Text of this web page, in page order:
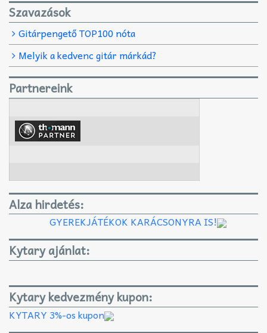
Szavazások
Gitárpengető TOP100 nóta
Melyik a kedvenc gitár márkád?
Partnereink
Alza hirdetés:
GYEREKJÁTÉKOK KARÁCSONYRA IS!
Kytary ajánlat:
Kytary kedvezmény kupon:
KYTARY 3%-os kupon